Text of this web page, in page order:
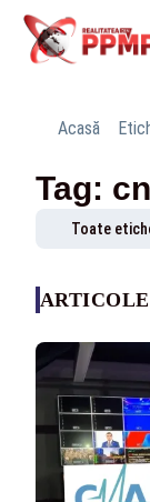
Acasă
Tag:
Toate